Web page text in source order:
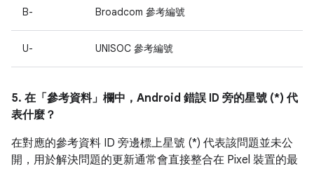
B- Broadcom 參考編號
U- UNISOC 參考編號
5. 在「參考資料」 欄中，Android 錯誤 ID 旁的星號 (*) 代
表什麼？
在對應的參考資料 ID 旁邊標上星號 (*) 代表該問題並未公
開，用於解決問題的更新通常會直接整合在 Pixel 裝置的最